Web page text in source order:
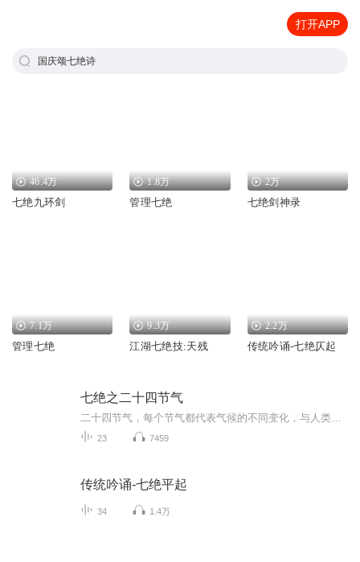
打开APP
国庆颂七绝诗
46.4万
七绝九环剑
1.8万
管理七绝
2万
七绝剑神录
7.1万
管理七绝
9.3万
江湖七绝技:天残
2.2万
传统吟诵-七绝仄起
七绝之二十四节气
23 7459
传统吟诵-七绝平起
34 1.4万